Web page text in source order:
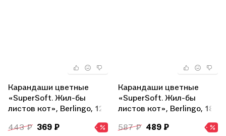
Карандаши цветные
«SuperSoft. Жил-бы
листов кот», Berlingo, 12
443 ₽ 369 ₽
Карандаши цветные
«SuperSoft. Жил-бы
листов кот», Berlingo, 18
587 ₽ 489 ₽